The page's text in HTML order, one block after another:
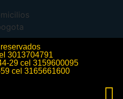
3013704791
29 cel 3159600095
cel 3165661600